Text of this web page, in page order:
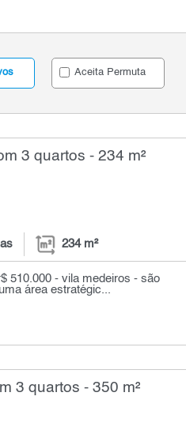
Aceita Permuta
3 quartos - 234 m²
234 m²
510.000 - vila medeiros - são
área estratégic...
3 quartos - 350 m²